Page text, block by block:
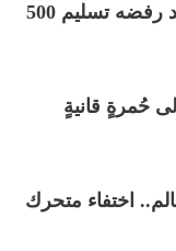
اعتقال عمدة دقريس بعد رفضه تسليم 500
حُمرةٍ قانيةٍ
اختفاء متحرك